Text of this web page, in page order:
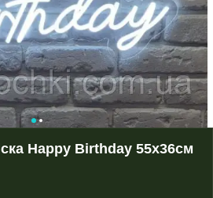
Happy Birthday 55х36cм